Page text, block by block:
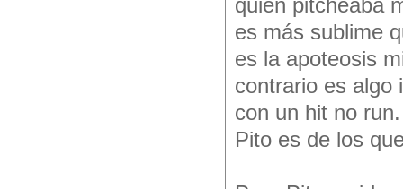
quien pitcheaba
es más sublime
es la apoteosis
contrario es algo
con un hit no
Pito es de los